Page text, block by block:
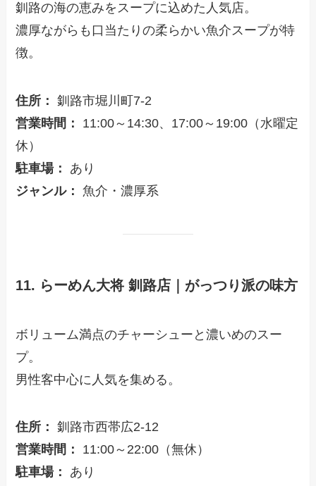
釧路の海の恵みをスープに込めた人気店。
濃厚ながらも口当たりの柔らかい魚介スープが特
徴。
住所： 釧路市堀川町7-2
営業時間：
11:00～14:30、17:00～19:00（水曜定
休）
駐車場：
あり
ジャンル： 魚介・濃厚系
11. らーめん大将 釧路店｜がっつり派の味方
ボリューム満点のチャーシューと濃いめのスー
プ。
男性客中心に人気を集める。
住所： 釧路市西帯広2-12
営業時間：
11:00～22:00（無休）
駐車場：
あり